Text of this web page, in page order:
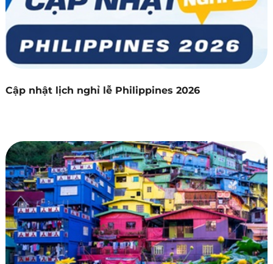
Cập nhật lịch nghỉ lễ Philippines 2026